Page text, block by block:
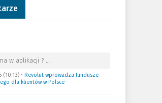
w aplikacji ? …
(10:13)• Revolut wprowadza fundusze
dla klientów w Polsce